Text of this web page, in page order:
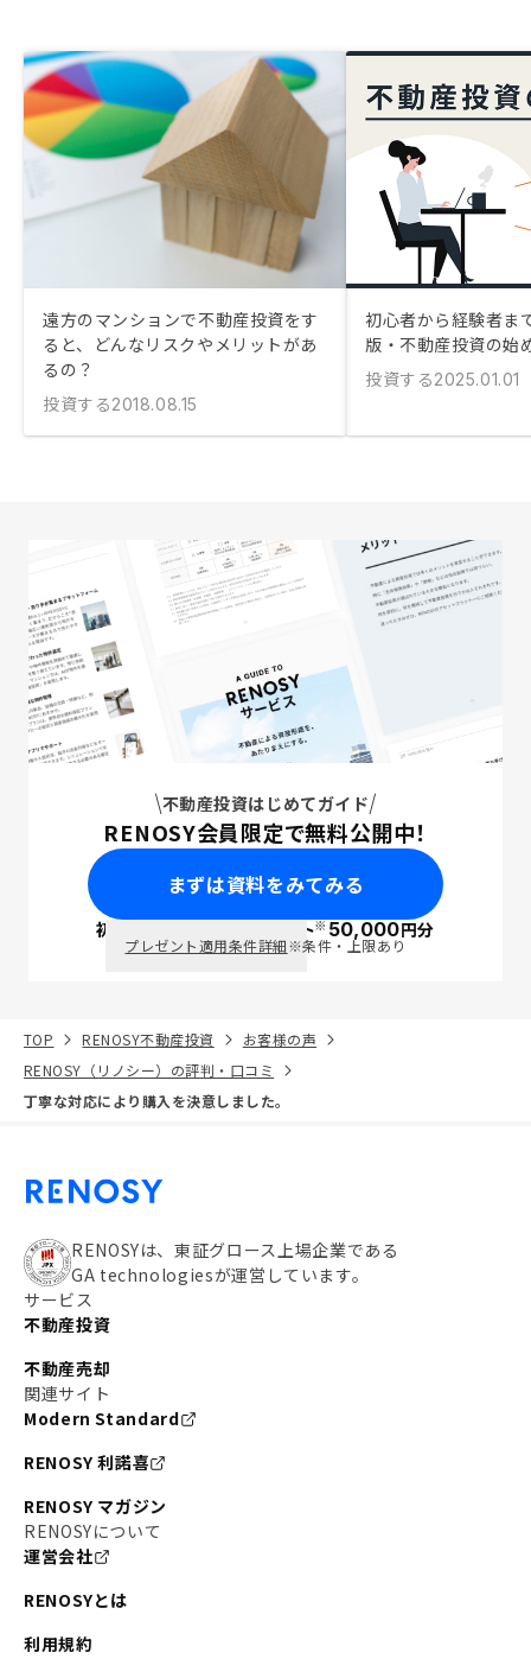
遠方のマンションで不動産投資をす
ると、どんなリスクやメリットがあ
るの？
投資する2018.08.15
初心者から経験者ま
版・不動産投資の始
投資する2025.01.01
不動産投資はじめてガイド
RENOSY会員限定で無料公開中！
まずは資料をみてみる
初回面談で ポイント※50,000円分
プレゼント適用条件詳細※条件・上限あり
TOP RENOSY不動産投資
お客様の声
RENOSY（リノシー）の評判・口コミ
丁寧な対応により購入を決意しました。
RENOSYは、東証グロース上場企業である
GA technologiesが運営しています。
サービス
不動産投資
不動産売却
関連サイト
Modern Standard
RENOSY 利諾喜
RENOSY マガジン
RENOSYについて
運営会社
RENOSYとは
利用規約